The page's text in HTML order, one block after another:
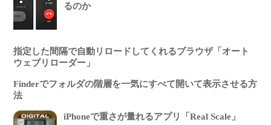
るのか
指定した間隔で自動リロードしてくれるブラウザ「オート
ウェブリローダー」
Finderでフォルダの階層を一気にすべて開いて表示させる方
法
iPhoneで重さが量れるアプリ「Real Scale」